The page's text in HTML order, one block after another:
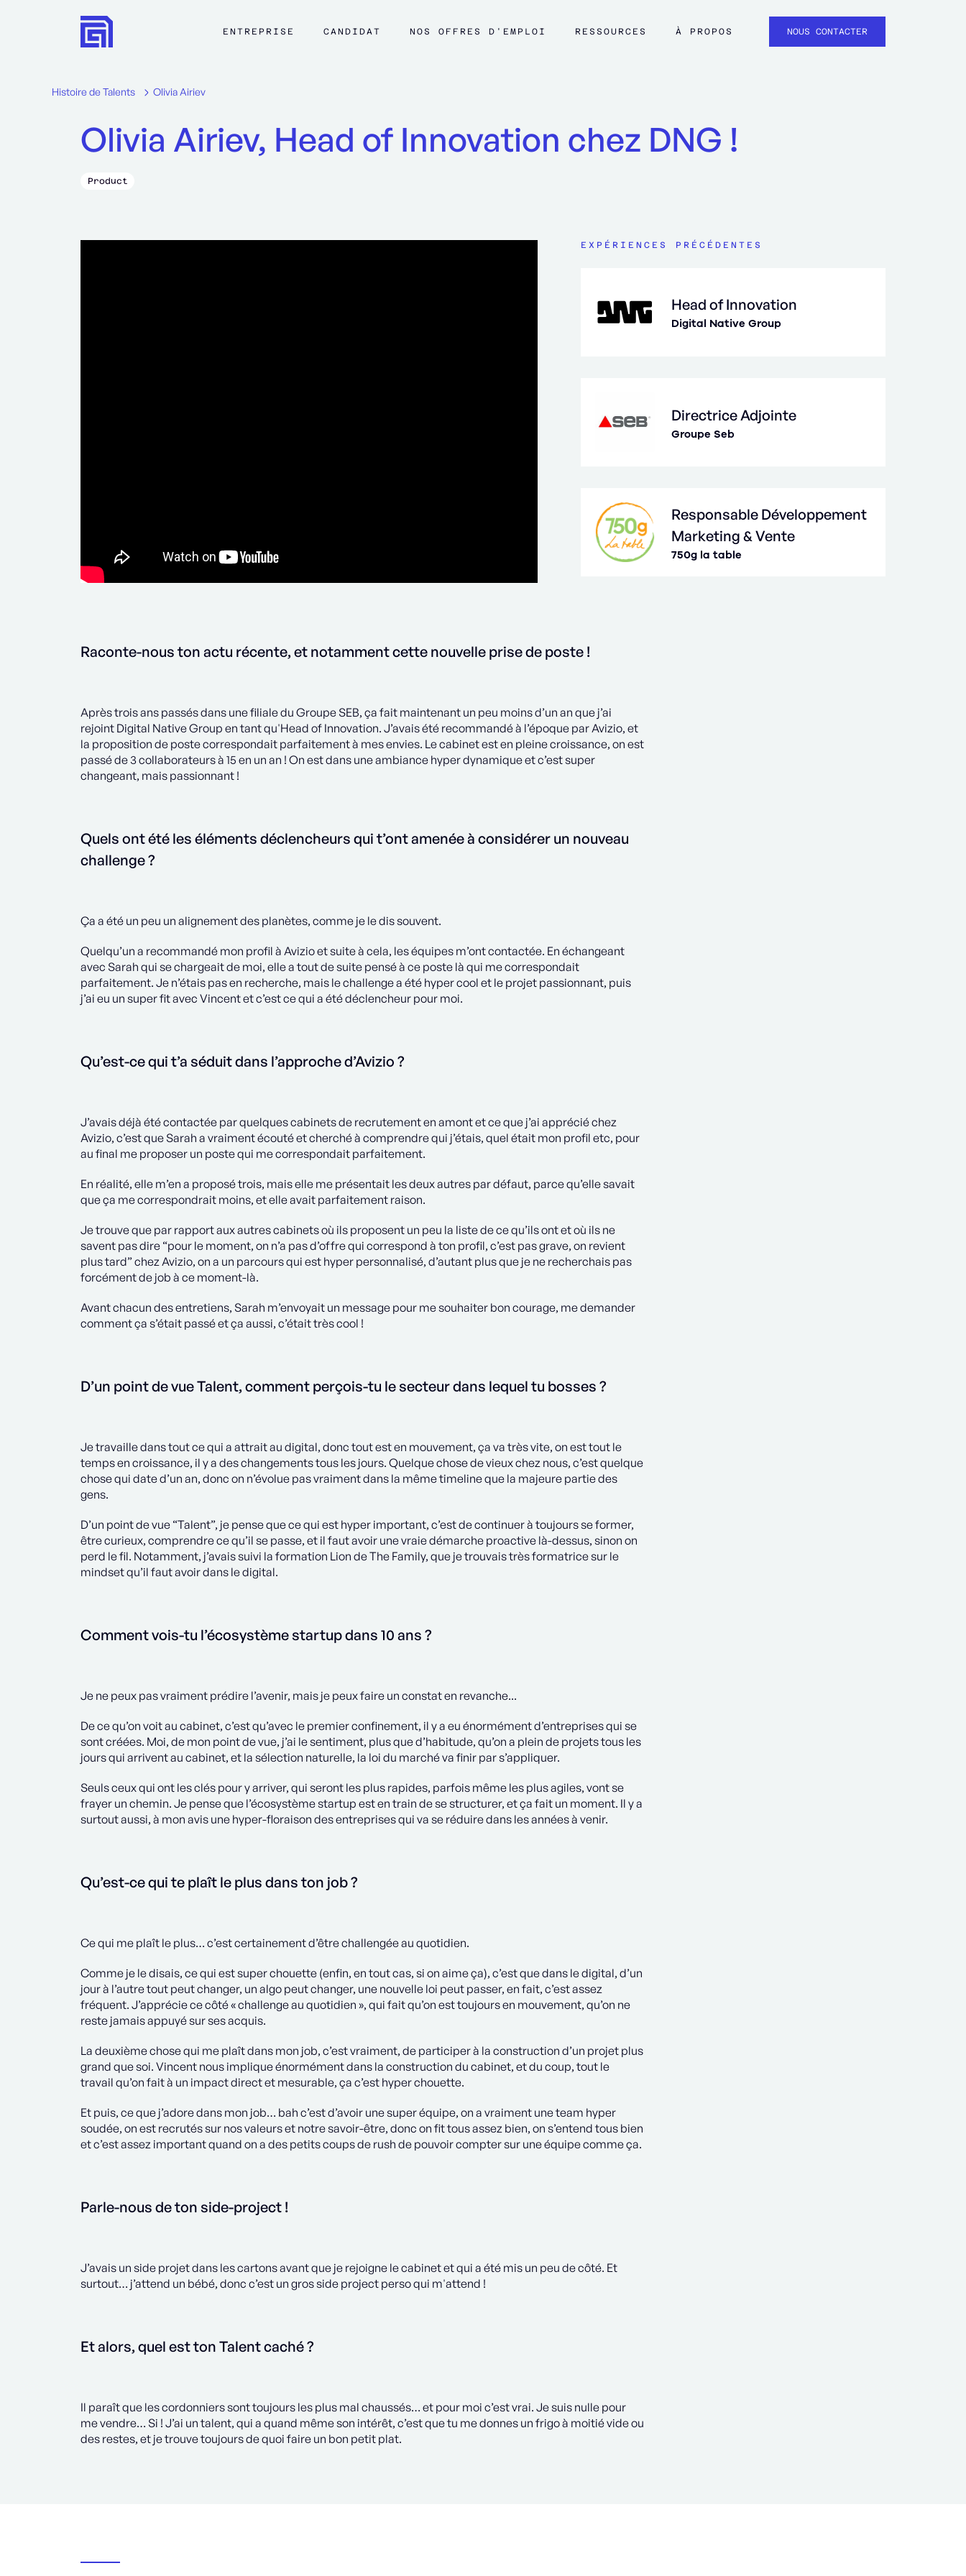
ENTREPRISE CANDIDAT NOS OFFRES D'EMPLOI RESSOURCES À PROPOS NOUS CONTACTER
Histoire de Talents Olivia Airiev
Olivia Airiev, Head of Innovation chez DNG !
Product
EXPÉRIENCES PRÉCÉDENTES
Head of Innovation
Digital Native Group
Directrice Adjointe
Groupe Seb
Responsable Développement
Marketing & Vente
750g la table
Raconte-nous ton actu récente, et notamment cette nouvelle prise de poste !
Après trois ans passés dans une filiale du Groupe SEB, ça fait maintenant un peu moins d’un an que j’ai
rejoint Digital Native Group en tant qu'Head of Innovation. J’avais été recommandé à l’époque par Avizio, et
la proposition de poste correspondait parfaitement à mes envies. Le cabinet est en pleine croissance, on est
passé de 3 collaborateurs à 15 en un an ! On est dans une ambiance hyper dynamique et c’est super
changeant, mais passionnant !
Quels ont été les éléments déclencheurs qui t’ont amenée à considérer un nouveau
challenge ?
Ça a été un peu un alignement des planètes, comme je le dis souvent.
Quelqu’un a recommandé mon profil à Avizio et suite à cela, les équipes m’ont contactée. En échangeant
avec Sarah qui se chargeait de moi, elle a tout de suite pensé à ce poste là qui me correspondait
parfaitement. Je n’étais pas en recherche, mais le challenge a été hyper cool et le projet passionnant, puis
j’ai eu un super fit avec Vincent et c’est ce qui a été déclencheur pour moi.
Qu’est-ce qui t’a séduit dans l’approche d’Avizio ?
J’avais déjà été contactée par quelques cabinets de recrutement en amont et ce que j’ai apprécié chez
Avizio, c’est que Sarah a vraiment écouté et cherché à comprendre qui j’étais, quel était mon profil etc, pour
au final me proposer un poste qui me correspondait parfaitement.
En réalité, elle m’en a proposé trois, mais elle me présentait les deux autres par défaut, parce qu’elle savait
que ça me correspondrait moins, et elle avait parfaitement raison.
Je trouve que par rapport aux autres cabinets où ils proposent un peu la liste de ce qu’ils ont et où ils ne
savent pas dire “pour le moment, on n’a pas d’offre qui correspond à ton profil, c’est pas grave, on revient
plus tard” chez Avizio, on a un parcours qui est hyper personnalisé, d’autant plus que je ne recherchais pas
forcément de job à ce moment-là.
Avant chacun des entretiens, Sarah m’envoyait un message pour me souhaiter bon courage, me demander
comment ça s’était passé et ça aussi, c’était très cool !
D’un point de vue Talent, comment perçois-tu le secteur dans lequel tu bosses ?
Je travaille dans tout ce qui a attrait au digital, donc tout est en mouvement, ça va très vite, on est tout le
temps en croissance, il y a des changements tous les jours. Quelque chose de vieux chez nous, c’est quelque
chose qui date d’un an, donc on n’évolue pas vraiment dans la même timeline que la majeure partie des
gens.
D’un point de vue “Talent”, je pense que ce qui est hyper important, c’est de continuer à toujours se former,
être curieux, comprendre ce qu’il se passe, et il faut avoir une vraie démarche proactive là-dessus, sinon on
perd le fil. Notamment, j’avais suivi la formation Lion de The Family, que je trouvais très formatrice sur le
mindset qu’il faut avoir dans le digital.
Comment vois-tu l’écosystème startup dans 10 ans ?
Je ne peux pas vraiment prédire l’avenir, mais je peux faire un constat en revanche...
De ce qu’on voit au cabinet, c’est qu’avec le premier confinement, il y a eu énormément d’entreprises qui se
sont créées. Moi, de mon point de vue, j’ai le sentiment, plus que d’habitude, qu’on a plein de projets tous les
jours qui arrivent au cabinet, et la sélection naturelle, la loi du marché va finir par s’appliquer.
Seuls ceux qui ont les clés pour y arriver, qui seront les plus rapides, parfois même les plus agiles, vont se
frayer un chemin. Je pense que l’écosystème startup est en train de se structurer, et ça fait un moment. Il y a
surtout aussi, à mon avis une hyper-floraison des entreprises qui va se réduire dans les années à venir.
Qu’est-ce qui te plaît le plus dans ton job ?
Ce qui me plaît le plus… c’est certainement d’être challengée au quotidien.
Comme je le disais, ce qui est super chouette (enfin, en tout cas, si on aime ça), c’est que dans le digital, d’un
jour à l’autre tout peut changer, un algo peut changer, une nouvelle loi peut passer, en fait, c’est assez
fréquent. J’apprécie ce côté « challenge au quotidien », qui fait qu’on est toujours en mouvement, qu’on ne
reste jamais appuyé sur ses acquis.
La deuxième chose qui me plaît dans mon job, c’est vraiment, de participer à la construction d’un projet plus
grand que soi. Vincent nous implique énormément dans la construction du cabinet, et du coup, tout le
travail qu’on fait à un impact direct et mesurable, ça c’est hyper chouette.
Et puis, ce que j’adore dans mon job… bah c’est d’avoir une super équipe, on a vraiment une team hyper
soudée, on est recrutés sur nos valeurs et notre savoir-être, donc on fit tous assez bien, on s’entend tous bien
et c’est assez important quand on a des petits coups de rush de pouvoir compter sur une équipe comme ça.
Parle-nous de ton side-project !
J’avais un side projet dans les cartons avant que je rejoigne le cabinet et qui a été mis un peu de côté. Et
surtout… j’attend un bébé, donc c’est un gros side project perso qui m'attend !
Et alors, quel est ton Talent caché ?
Il paraît que les cordonniers sont toujours les plus mal chaussés… et pour moi c’est vrai. Je suis nulle pour
me vendre… Si ! J’ai un talent, qui a quand même son intérêt, c’est que tu me donnes un frigo à moitié vide ou
des restes, et je trouve toujours de quoi faire un bon petit plat.